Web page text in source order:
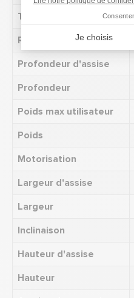
Taille INCO
Revêtement
Profondeur d'assise
Profondeur
Poids max utilisateur
Poids
Motorisation
Largeur d'assise
Largeur
Inclinaison
Hauteur d'assise
Hauteur